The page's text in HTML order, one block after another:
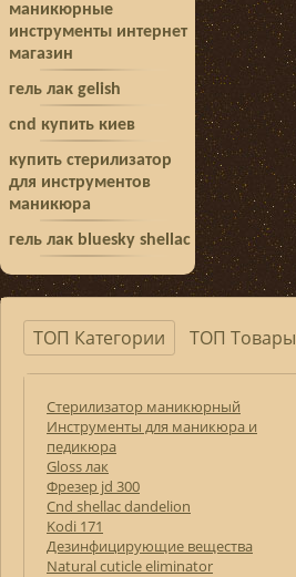
маникюрные
инструменты интернет
магазин
гель лак gelish
cnd купить киев
купить стерилизатор
для инструментов
маникюра
гель лак bluesky shellac
ТОП Категории ТОП Товары
Стерилизатор маникюрный
Инструменты для маникюра и
педикюра
Gloss лак
Фрезер jd 300
Cnd shellac dandelion
Kodi 171
Дезинфицирующие вещества
Natural cuticle eliminator